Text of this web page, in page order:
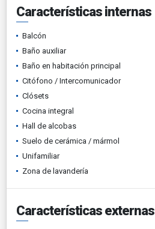
Características internas
Balcón
Baño auxiliar
Baño en habitación principal
Citófono / Intercomunicador
Clósets
Cocina integral
Hall de alcobas
Suelo de cerámica / mármol
Unifamiliar
Zona de lavandería
Características externas